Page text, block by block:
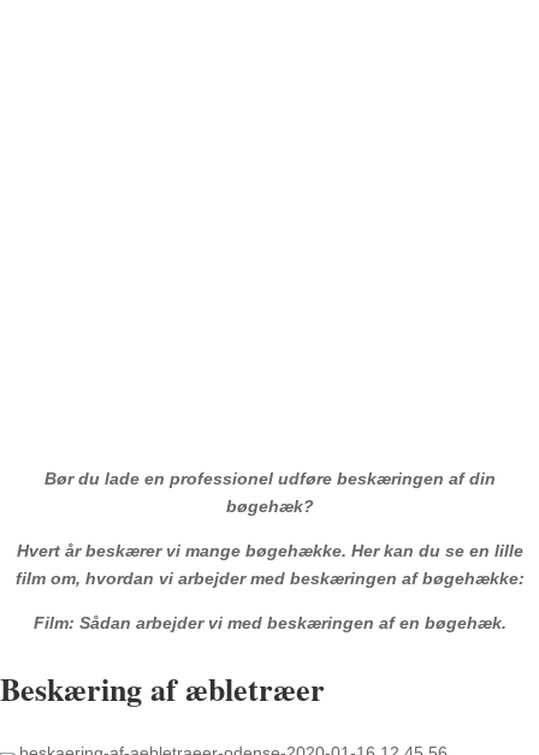
Bør du lade en professionel udføre beskæringen af din
bøgehæk?
Hvert år beskærer vi mange bøgehække. Her kan du se en lille
film om, hvordan vi arbejder med beskæringen af bøgehække:
Film: Sådan arbejder vi med beskæringen af en bøgehæk.
Beskæring af æbletræer